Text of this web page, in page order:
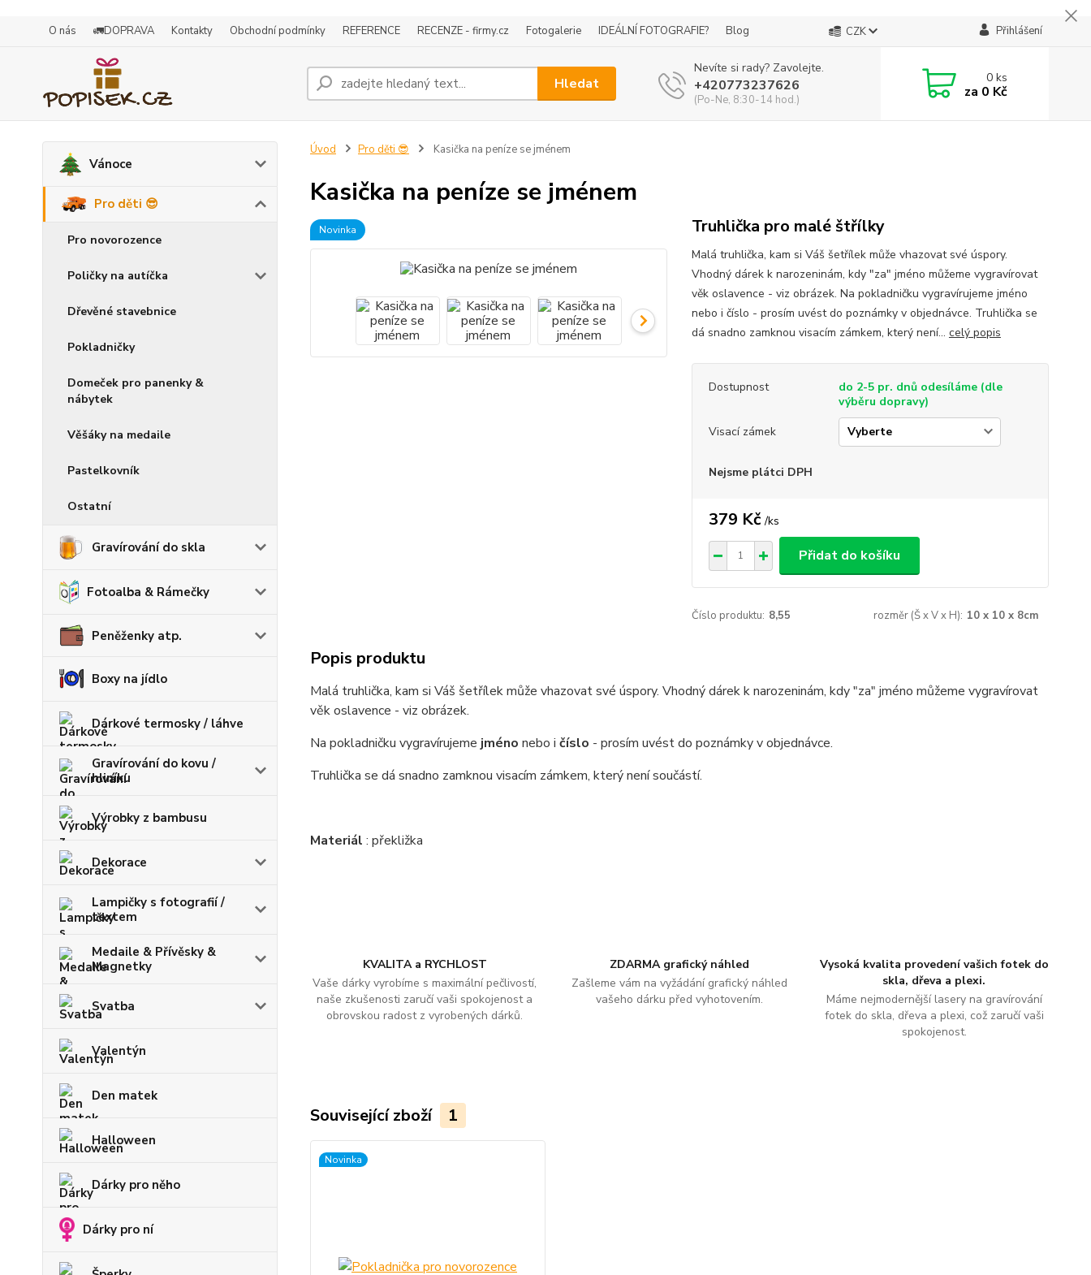
O nás 🚛DOPRAVA Kontakty Obchodní podmínky REFERENCE RECENZE - firmy.cz Fotogalerie IDEÁLNÍ FOTOGRAFIE? Blog CZK Přihlášení
Hledat
Nevíte si rady? Zavolejte.
+420773237626
(Po-Ne, 8:30-14 hod.)
0ks
za 0 Kč
Vánoce
Pro děti 😎
Pro novorozence
Poličky na autíčka
Dřevěné stavebnice
Pokladničky
Domeček pro panenky &
nábytek
Věšáky na medaile
Pastelkovník
Ostatní
Gravírování do skla
Fotoalba & Rámečky
Peněženky atp.
Boxy na jídlo
Dárkové termosky / láhve
Gravírování do kovu /
hliníku
Výrobky z bambusu
Dekorace
Lampičky s fotografií /
textem
Medaile & Přívěsky &
Magnetky
Svatba
Valentýn
Den matek
Halloween
Dárky pro něho
Dárky pro ní
Úvod Pro děti 😎 Kasička na peníze se jménem
Kasička na peníze se jménem
Novinka Truhlička pro malé štřílky
Malá truhlička, kam si Váš šetřílek může vhazovat své úspory.
Vhodný dárek k narozeninám, kdy "za" jméno můžeme vygravírovat
věk oslavence - viz obrázek. Na pokladničku vygravírujeme jméno
nebo i číslo - prosím uvést do poznámky v objednávce. Truhlička se
dá snadno zamknou visacím zámkem, který není... celý popis
Dostupnost
do 2-5 pr. dnů odesíláme (dle
výběru dopravy)
Visací zámek
Nejsme plátci DPH
379 Kč /ks
Přidat do košíku
Číslo produktu: 8,55 rozměr (Š x V x H): 10 x 10 x 8cm
KVALITA a RYCHLOST
Vaše dárky vyrobíme s maximální pečlivostí,
naše zkušenosti zaručí vaši spokojenost a
obrovskou radost z vyrobených dárků.
ZDARMA grafický náhled
Zašleme vám na vyžádání grafický náhled
vašeho dárku před vyhotovením.
Vysoká kvalita provedení vašich fotek do
skla, dřeva a plexi.
Máme nejmodernější lasery na gravírování
fotek do skla, dřeva a plexi, což zaručí vaši
spokojenost.
Popis produktu
Malá truhlička, kam si Váš šetřílek může vhazovat své úspory. Vhodný dárek k narozeninám, kdy "za" jméno můžeme vygravírovat
věk oslavence - viz obrázek.
Na pokladničku vygravírujeme jméno nebo i číslo - prosím uvést do poznámky v objednávce.
Truhlička se dá snadno zamknou visacím zámkem, který není součástí.
Materiál : překližka
Související zboží 1
Novinka